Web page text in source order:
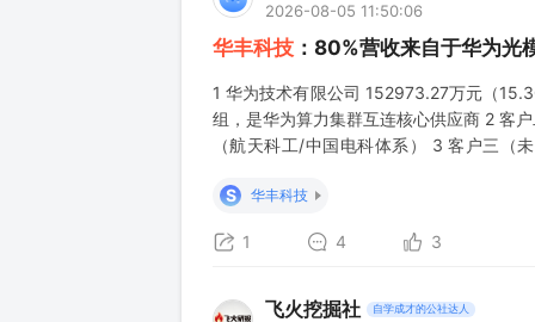
2026-08-05 11:50:06
华丰科技 ：80%营收来自于华为光
1 华为技术有限公司 152973.27万元（
组，是华为算力集群互连核心供应商 2 客
（航天科工/中国电科体系） 3 客户三（
S
华丰科技
1 4 3
飞火挖掘社 自学成才的公社达人